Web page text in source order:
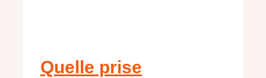
Quelle prise